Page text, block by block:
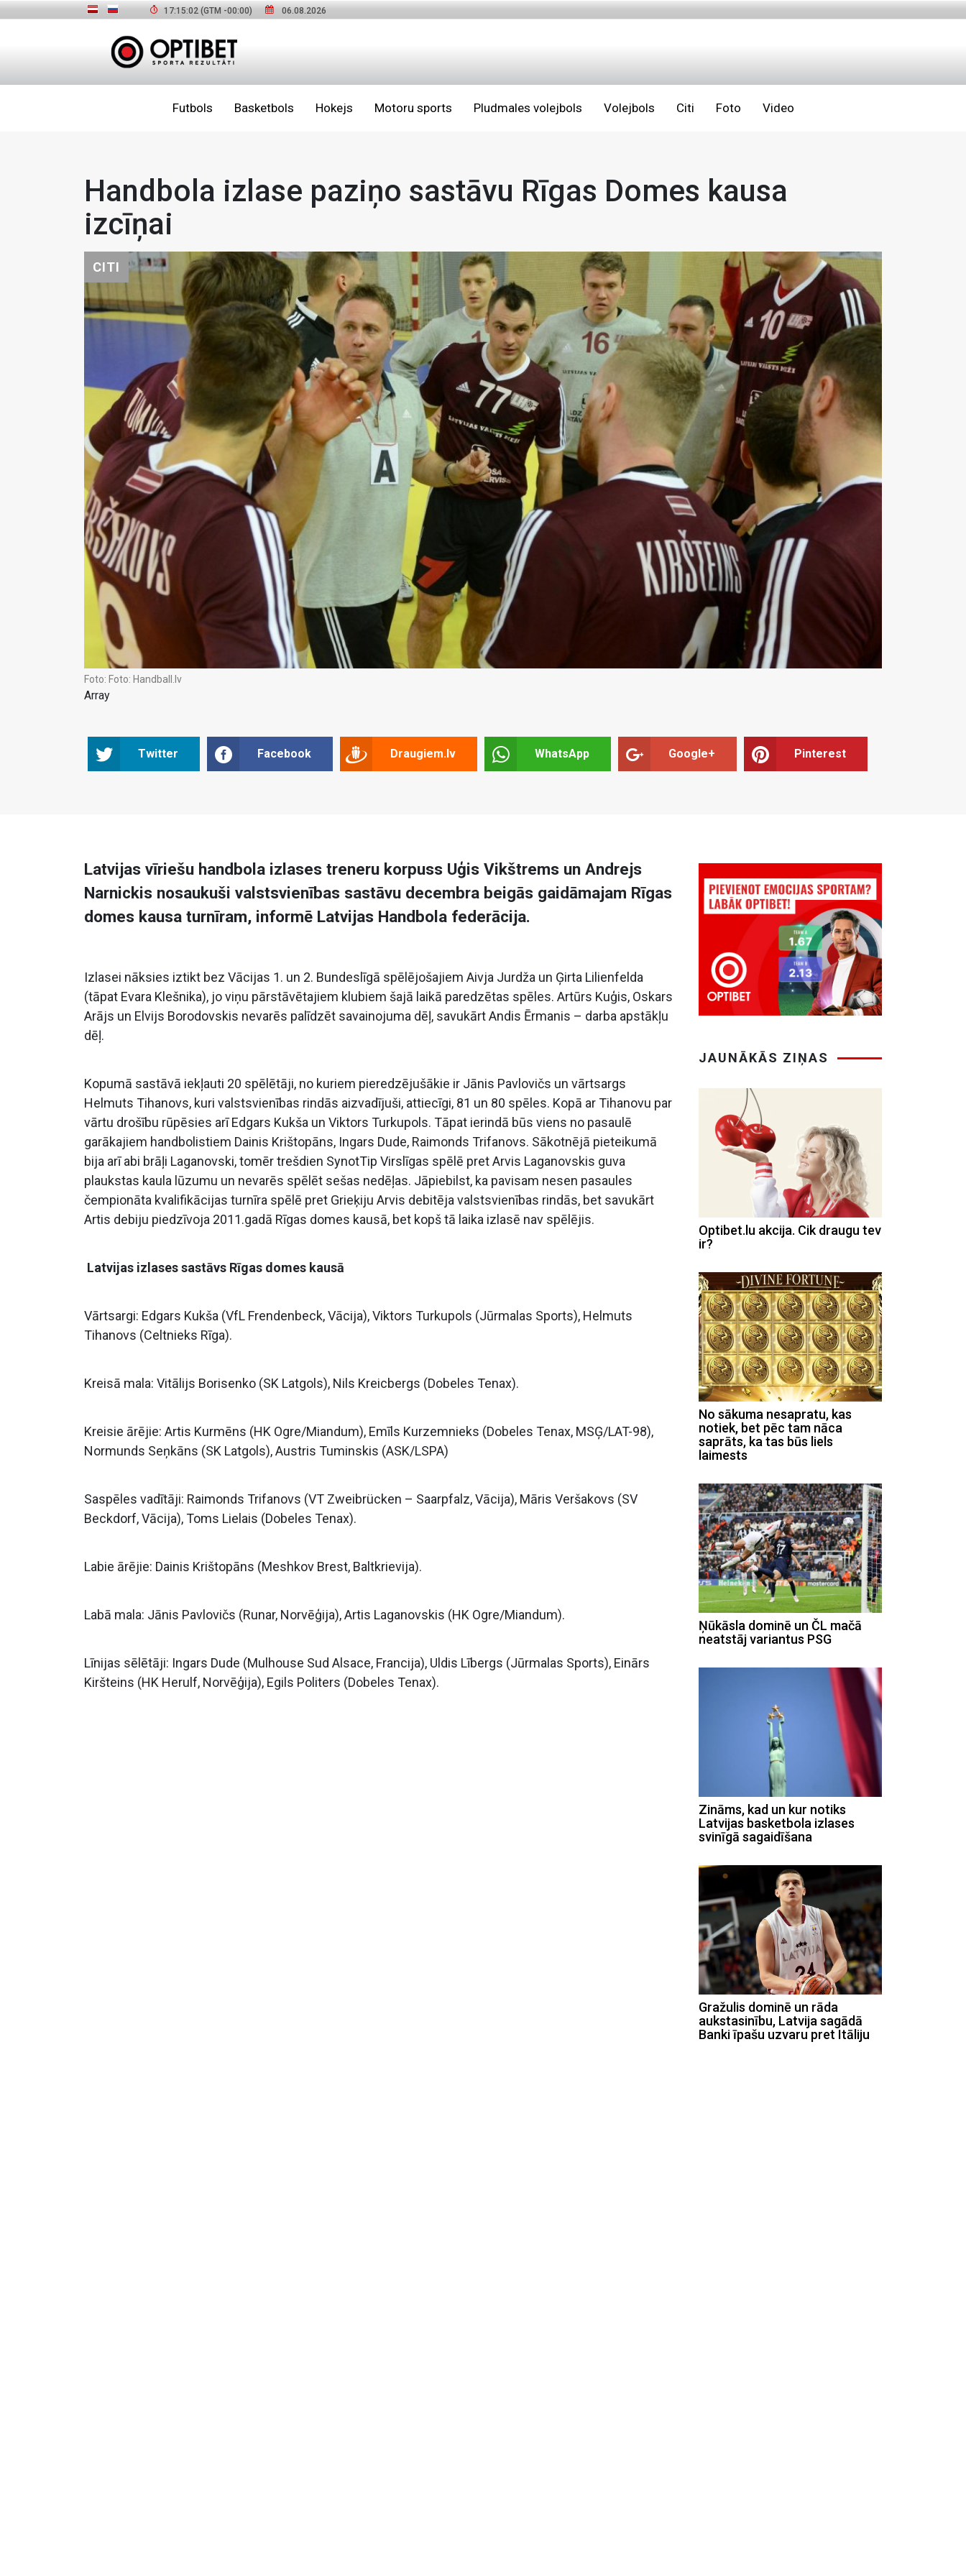
17:15:03 (GTM -00:00) 06.08.2026
Futbols Basketbols Hokejs Motoru sports Pludmales volejbols Volejbols Citi Foto Video
Handbola izlase paziņo sastāvu Rīgas Domes kausa
izcīņai
CITI
Foto: Foto: Handball.lv
Array
Twitter Facebook Draugiem.lv WhatsApp Google+ Pinterest
Latvijas vīriešu handbola izlases treneru korpuss Uģis Vikštrems un Andrejs
Narnickis nosaukuši valstsvienības sastāvu decembra beigās gaidāmajam Rīgas
domes kausa turnīram, informē Latvijas Handbola federācija.
Izlasei nāksies iztikt bez Vācijas 1. un 2. Bundeslīgā spēlējošajiem Aivja Jurdža un Ģirta Lilienfelda
(tāpat Evara Klešnika), jo viņu pārstāvētajiem klubiem šajā laikā paredzētas spēles. Artūrs Kuģis, Oskars
Arājs un Elvijs Borodovskis nevarēs palīdzēt savainojuma dēļ, savukārt Andis Ērmanis – darba apstākļu
dēļ.
Kopumā sastāvā iekļauti 20 spēlētāji, no kuriem pieredzējušākie ir Jānis Pavlovičs un vārtsargs
Helmuts Tihanovs, kuri valstsvienības rindās aizvadījuši, attiecīgi, 81 un 80 spēles. Kopā ar Tihanovu par
vārtu drošību rūpēsies arī Edgars Kukša un Viktors Turkupols. Tāpat ierindā būs viens no pasaulē
garākajiem handbolistiem Dainis Krištopāns, Ingars Dude, Raimonds Trifanovs. Sākotnējā pieteikumā
bija arī abi brāļi Laganovski, tomēr trešdien SynotTip Virslīgas spēlē pret Arvis Laganovskis guva
plaukstas kaula lūzumu un nevarēs spēlēt sešas nedēļas. Jāpiebilst, ka pavisam nesen pasaules
čempionāta kvalifikācijas turnīra spēlē pret Grieķiju Arvis debitēja valstsvienības rindās, bet savukārt
Artis debiju piedzīvoja 2011.gadā Rīgas domes kausā, bet kopš tā laika izlasē nav spēlējis.
Latvijas izlases sastāvs Rīgas domes kausā
Vārtsargi: Edgars Kukša (VfL Frendenbeck, Vācija), Viktors Turkupols (Jūrmalas Sports), Helmuts
Tihanovs (Celtnieks Rīga).
Kreisā mala: Vitālijs Borisenko (SK Latgols), Nils Kreicbergs (Dobeles Tenax).
Kreisie ārējie: Artis Kurmēns (HK Ogre/Miandum), Emīls Kurzemnieks (Dobeles Tenax, MSĢ/LAT-98),
Normunds Seņkāns (SK Latgols), Austris Tuminskis (ASK/LSPA)
Saspēles vadītāji: Raimonds Trifanovs (VT Zweibrücken – Saarpfalz, Vācija), Māris Veršakovs (SV
Beckdorf, Vācija), Toms Lielais (Dobeles Tenax).
Labie ārējie: Dainis Krištopāns (Meshkov Brest, Baltkrievija).
Labā mala: Jānis Pavlovičs (Runar, Norvēģija), Artis Laganovskis (HK Ogre/Miandum).
Līnijas sēlētāji: Ingars Dude (Mulhouse Sud Alsace, Francija), Uldis Lībergs (Jūrmalas Sports), Einārs
Kiršteins (HK Herulf, Norvēģija), Egils Politers (Dobeles Tenax).
JAUNĀKĀS ZIŅAS
Optibet.lu akcija. Cik draugu tev
ir?
No sākuma nesapratu, kas
notiek, bet pēc tam nāca
saprāts, ka tas būs liels
laimests
Ņūkāsla dominē un ČL mačā
neatstāj variantus PSG
Zināms, kad un kur notiks
Latvijas basketbola izlases
svinīgā sagaidīšana
Gražulis dominē un rāda
aukstasinību, Latvija sagādā
Banki īpašu uzvaru pret Itāliju